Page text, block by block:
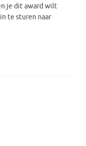
je dit award wilt
te sturen naar